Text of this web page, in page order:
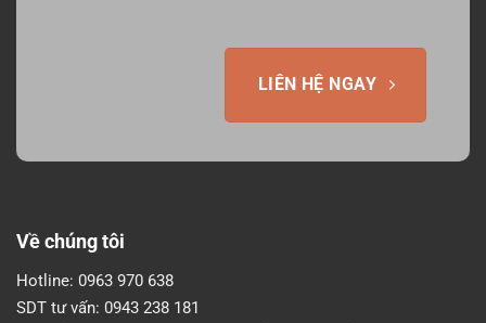
LIÊN HỆ NGAY
Về chúng tôi
Hotline: 0963 970 638
SDT tư vấn: 0943 238 181